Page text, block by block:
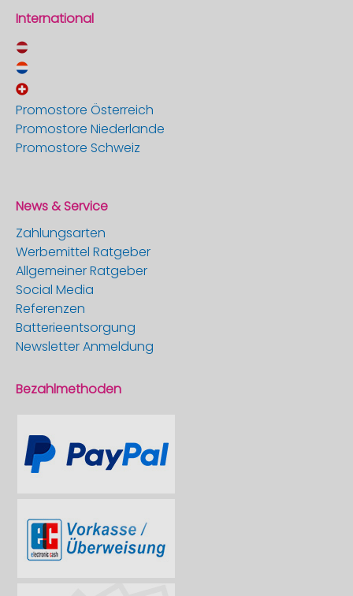
International
Promostore Österreich
Promostore Niederlande
Promostore Schweiz
News & Service
Zahlungsarten
Werbemittel Ratgeber
Allgemeiner Ratgeber
Social Media
Referenzen
Batterieentsorgung
Newsletter Anmeldung
Bezahlmethoden